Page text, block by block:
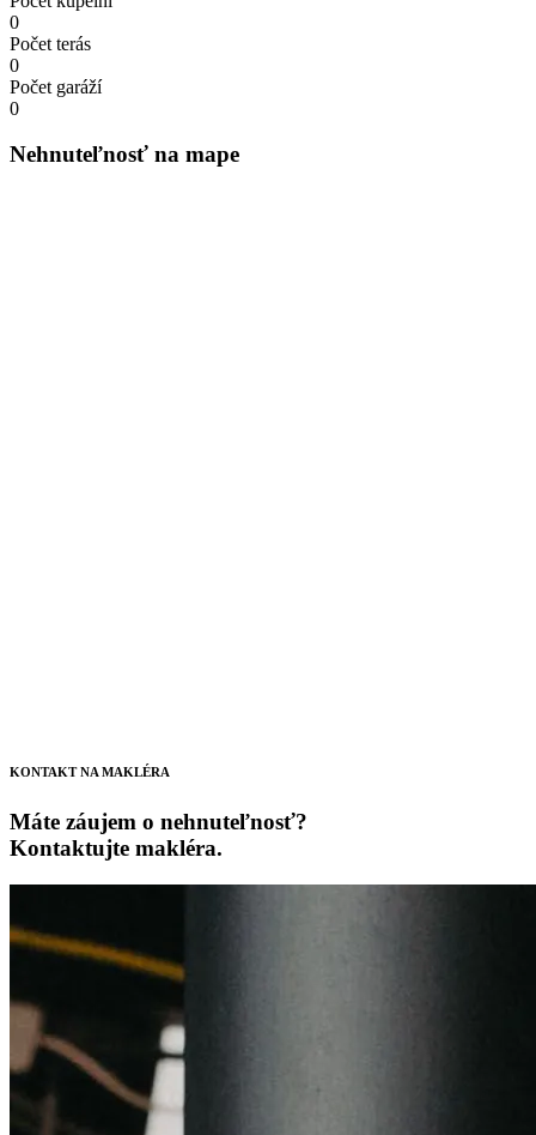
0
Počet terás
0
Počet garáží
0
Nehnuteľnosť na mape
KONTAKT NA MAKLÉRA
Máte záujem o nehnuteľnosť?
Kontaktujte makléra.